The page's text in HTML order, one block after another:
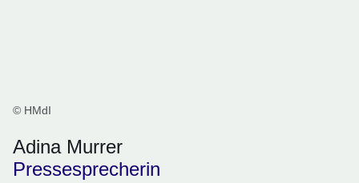
© HMdI
Adina Murrer
Pressesprecherin